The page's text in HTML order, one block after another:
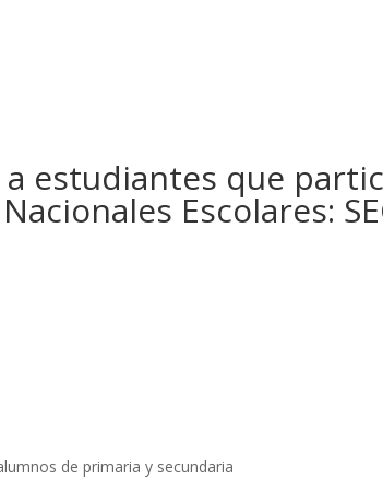
estudiantes que
Escolares:
de primaria y secundaria